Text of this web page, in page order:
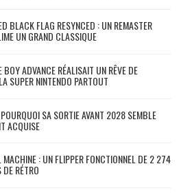
BLACK FLAG RESYNCED : UN REMASTER
UN GRAND CLASSIQUE
ADVANCE RÉALISAIT UN RÊVE DE
SUPER NINTENDO PARTOUT
SA SORTIE AVANT 2028 SEMBLE
ACQUISE
: UN FLIPPER FONCTIONNEL DE 2 274
RÉTRO